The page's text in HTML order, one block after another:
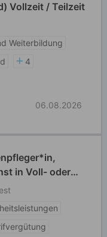
Vollzeit / Teilzeit
Weiterbildung
4
06.08.2026
in Voll- oder